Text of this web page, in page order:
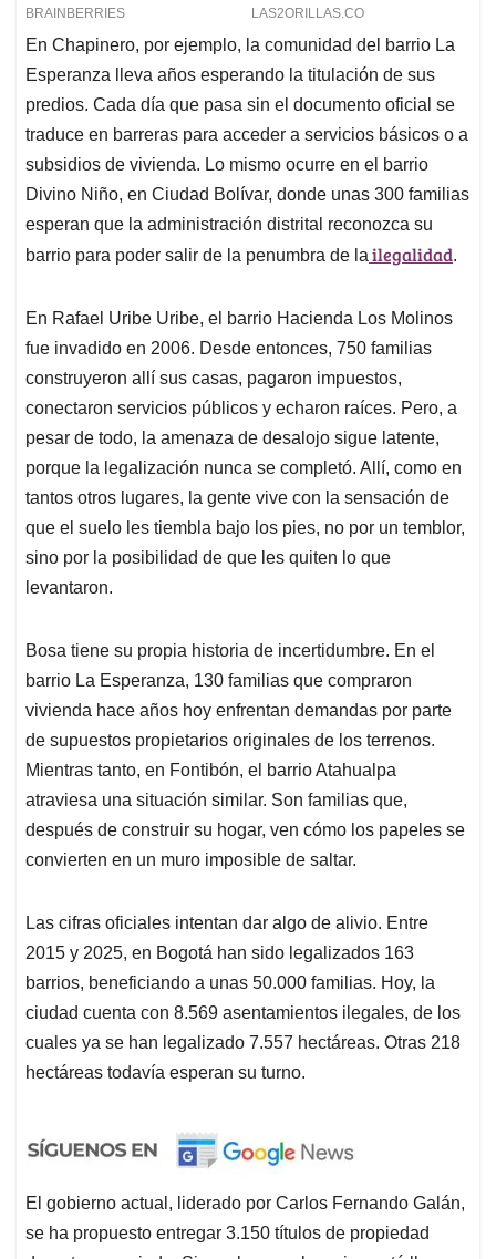
En Chapinero, por ejemplo, la comunidad del barrio La
Esperanza lleva años esperando la titulación de sus
predios. Cada día que pasa sin el documento oficial se
traduce en barreras para acceder a servicios básicos o a
subsidios de vivienda. Lo mismo ocurre en el barrio
Divino Niño, en Ciudad Bolívar, donde unas 300 familias
esperan que la administración distrital reconozca su
barrio para poder salir de la penumbra de la ilegalidad.
En Rafael Uribe Uribe, el barrio Hacienda Los Molinos
fue invadido en 2006. Desde entonces, 750 familias
construyeron allí sus casas, pagaron impuestos,
conectaron servicios públicos y echaron raíces. Pero, a
pesar de todo, la amenaza de desalojo sigue latente,
porque la legalización nunca se completó. Allí, como en
tantos otros lugares, la gente vive con la sensación de
que el suelo les tiembla bajo los pies, no por un temblor,
sino por la posibilidad de que les quiten lo que
levantaron.
Bosa tiene su propia historia de incertidumbre. En el
barrio La Esperanza, 130 familias que compraron
vivienda hace años hoy enfrentan demandas por parte
de supuestos propietarios originales de los terrenos.
Mientras tanto, en Fontibón, el barrio Atahualpa
atraviesa una situación similar. Son familias que,
después de construir su hogar, ven cómo los papeles se
convierten en un muro imposible de saltar.
Las cifras oficiales intentan dar algo de alivio. Entre
2015 y 2025, en Bogotá han sido legalizados 163
barrios, beneficiando a unas 50.000 familias. Hoy, la
ciudad cuenta con 8.569 asentamientos ilegales, de los
cuales ya se han legalizado 7.557 hectáreas. Otras 218
hectáreas todavía esperan su turno.
El gobierno actual, liderado por Carlos Fernando Galán,
se ha propuesto entregar 3.150 títulos de propiedad